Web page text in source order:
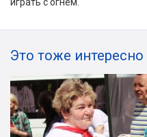
Это тоже интересно